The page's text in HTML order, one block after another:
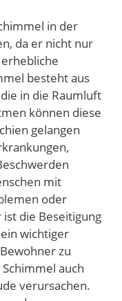
in der
da er nicht nur
besteht aus
in die Raumluft
können diese
gelangen
mit
oder
die Beseitigung
wichtiger
zu
auch
verursachen.